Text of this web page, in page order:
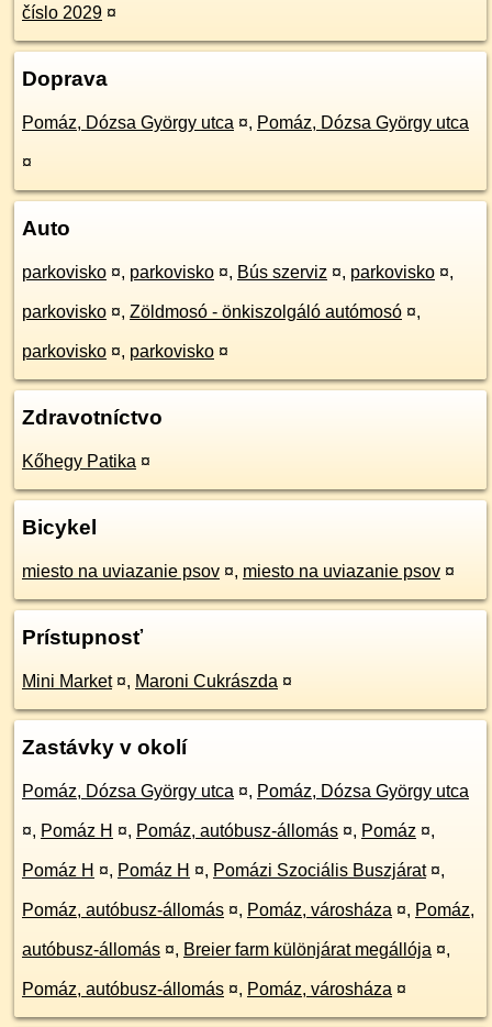
číslo 2029 ¤
Doprava
Pomáz, Dózsa György utca ¤, Pomáz, Dózsa György utca
¤
Auto
parkovisko ¤, parkovisko ¤, Bús szerviz ¤, parkovisko ¤,
parkovisko ¤, Zöldmosó - önkiszolgáló autómosó ¤,
parkovisko ¤, parkovisko ¤
Zdravotníctvo
Kőhegy Patika ¤
Bicykel
miesto na uviazanie psov ¤, miesto na uviazanie psov ¤
Prístupnosť
Mini Market ¤, Maroni Cukrászda ¤
Zastávky v okolí
Pomáz, Dózsa György utca ¤, Pomáz, Dózsa György utca
¤, Pomáz H ¤, Pomáz, autóbusz-állomás ¤, Pomáz ¤,
Pomáz H ¤, Pomáz H ¤, Pomázi Szociális Buszjárat ¤,
Pomáz, autóbusz-állomás ¤, Pomáz, városháza ¤, Pomáz,
autóbusz-állomás ¤, Breier farm különjárat megállója ¤,
Pomáz, autóbusz-állomás ¤, Pomáz, városháza ¤